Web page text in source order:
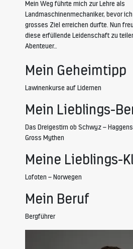
Mein Weg führte mich zur Lehre als
Landmaschinenmechaniker, bevor
grosses Ziel erreichen durfte. Nun
diese erfüllende Leidenschaft zu
Abenteuer…
Mein Geheimtipp
Lawinenkurse auf Lidernen
Mein Lieblings-
Das Dreigestirn ob Schwyz –
Gross Mythen
Meine Lieblings-
Lofoten – Norwegen
Mein Beruf
Bergführer